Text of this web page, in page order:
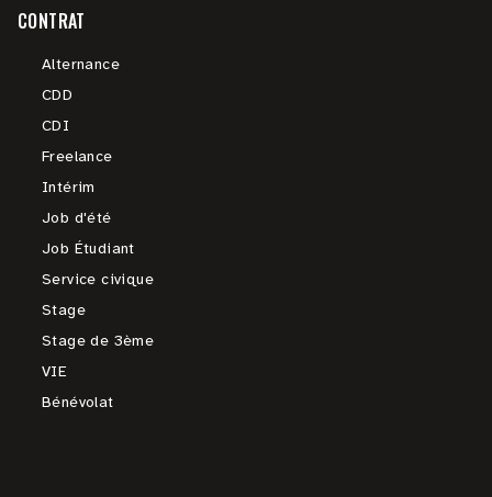
CONTRAT
Alternance
CDD
CDI
Freelance
Intérim
Job d'été
Job Étudiant
Service civique
Stage
Stage de 3ème
VIE
Bénévolat